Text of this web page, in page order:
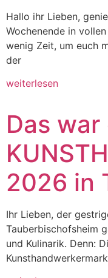
Hallo ihr Lieben,
Wochenende in
wenig Zeit, um euch
der
weiterlesen
Das
2026 in
Ihr Lieben, der
Tauberbischofsheim
und Kulinarik. Denn: